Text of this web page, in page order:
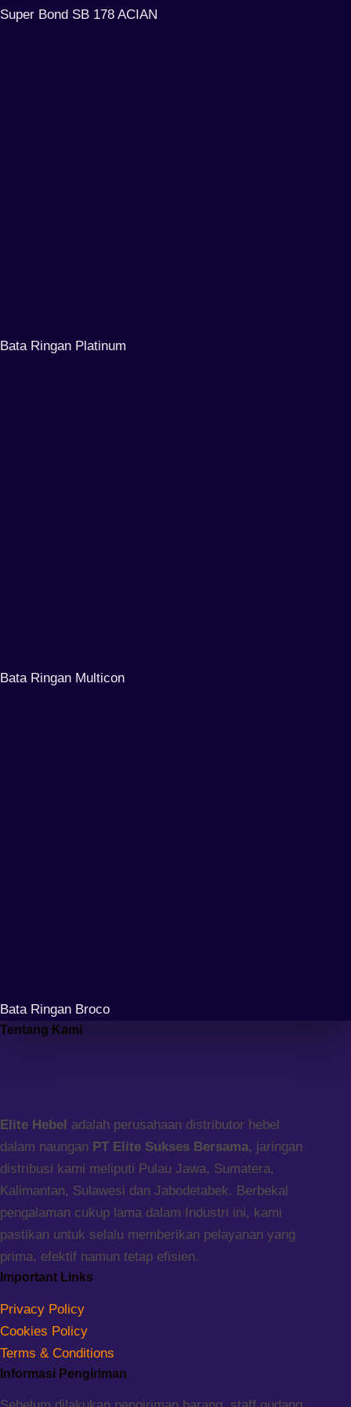
Super Bond SB 178 ACIAN
Bata Ringan Platinum
Bata Ringan Multicon
Bata Ringan Broco
Tentang Kami
Elite Hebel adalah perusahaan distributor hebel
dalam naungan PT Elite Sukses Bersama, jaringan
distribusi kami meliputi Pulau Jawa, Sumatera,
Kalimantan, Sulawesi dan Jabodetabek. Berbekal
pengalaman cukup lama dalam Industri ini, kami
pastikan untuk selalu memberikan pelayanan yang
prima, efektif namun tetap efisien.
Important Links
Privacy Policy
Cookies Policy
Terms & Conditions
Informasi Pengiriman